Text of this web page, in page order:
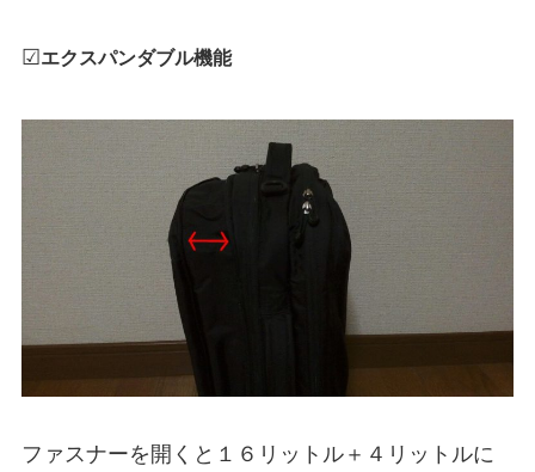
☑エクスパンダブル機能
ファスナーを開くと１６リットル＋４リットルに